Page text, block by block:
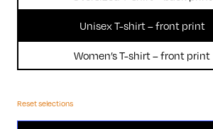
Unisex T-shirt – front print
Women’s T-shirt – front print
Reset selections